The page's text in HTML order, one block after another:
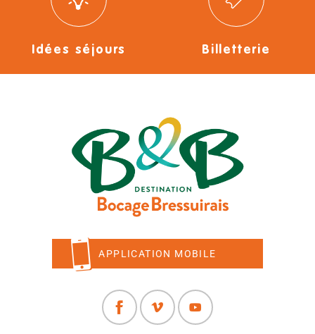
Idées séjours Billetterie
APPLICATION MOBILE